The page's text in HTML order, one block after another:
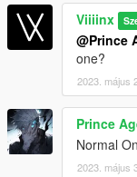
Viiiinx
@Prince
one?
2023. május
Prince
Normal
2023. május